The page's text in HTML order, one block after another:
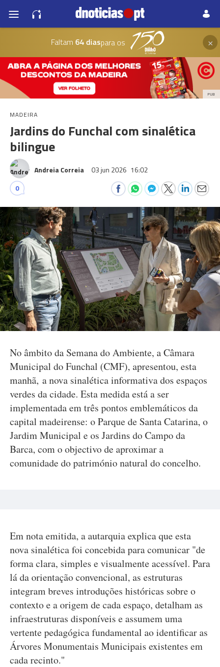
Faltam 64 diaspara os ×
PUB
MADEIRA
Jardins do Funchal com sinalética
bilingue
Andreia Correia 03 jun 2026 16:02
0
No âmbito da Semana do Ambiente, a Câmara
Municipal do Funchal (CMF), apresentou, esta
manhã, a nova sinalética informativa dos espaços
verdes da cidade. Esta medida está a ser
implementada em três pontos emblemáticos da
capital madeirense: o Parque de Santa Catarina, o
Jardim Municipal e os Jardins do Campo da
Barca, com o objectivo de aproximar a
comunidade do património natural do concelho.
Em nota emitida, a autarquia explica que esta
nova sinalética foi concebida para comunicar "de
forma clara, simples e visualmente acessível. Para
lá da orientação convencional, as estruturas
integram breves introduções históricas sobre o
contexto e a origem de cada espaço, detalham as
infraestruturas disponíveis e assumem uma
vertente pedagógica fundamental ao identificar as
Árvores Monumentais Municipais existentes em
cada recinto."